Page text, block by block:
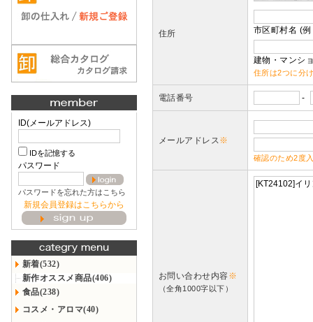
ID(メールアドレス)
IDを記憶する
パスワード
パスワードを忘れた方はこちら
新規会員登録はこちらから
新着(532)
新作オススメ商品(406)
食品(238)
コスメ・アロマ(40)
住所 市区町村名 (
建物・マンシ
住所は2つに分
電話番号 -
メールアドレス※
確認のため2度
お問い合わせ内容※
（全角1000字以下）